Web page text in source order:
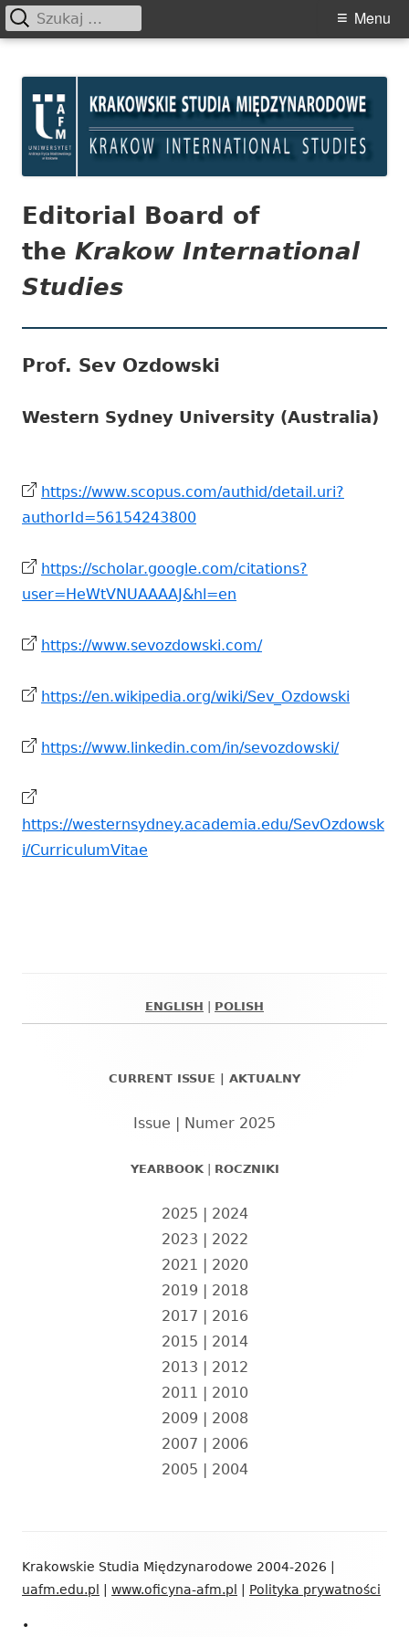
content
Międzynarodowe
Primary
Menu
Szukaj:
Editorial Board of
the Krakow International
Studies
Prof. Sev Ozdowski
Western Sydney University (Australia)
https://www.scopus.com/authid/detail.uri?
authorId=56154243800
https://scholar.google.com/citations?
user=HeWtVNUAAAAJ&hl=en
https://www.sevozdowski.com/
https://en.wikipedia.org/wiki/Sev_Ozdowski
https://www.linkedin.com/in/sevozdowski/
https://westernsydney.academia.edu/SevOzdowsk
i/CurriculumVitae
ENGLISH POLISH
CURRENT ISSUE | AKTUALNY
Issue | Numer 2025
YEARBOOK| ROCZNIKI
2025 | 2024
2023 | 2022
2021 | 2020
2019 | 2018
2017 | 2016
2015 | 2014
2013 | 2012
2011 | 2010
2009 | 2008
2007 | 2006
2005 | 2004
stopki
Krakowskie Studia Międzynarodowe 2004-2026 |
uafm.edu.pl
www.oficyna-afm.pl Polityka prywatności
•